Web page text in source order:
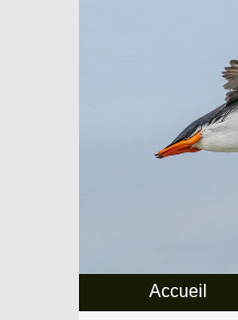
Accueil